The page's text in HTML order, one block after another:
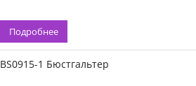
Подробнее
BS0915-1 Бюстгальтер